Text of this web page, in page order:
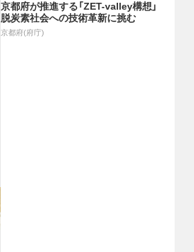
京都府が推進する「ZET-valley構想」
脱炭素社会への技術革新に挑む
京都府(府庁)